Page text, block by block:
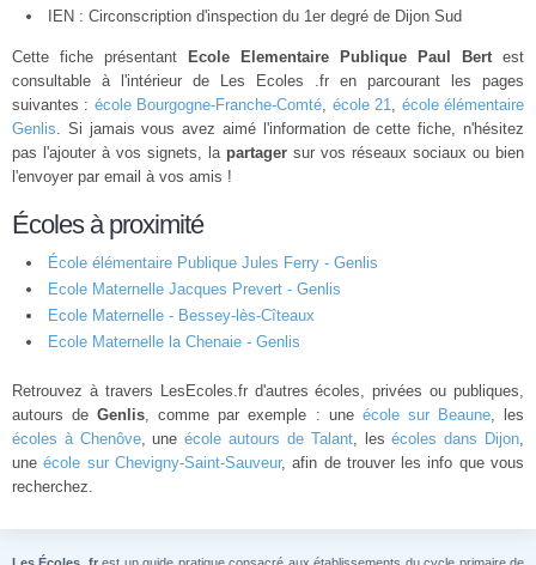
IEN : Circonscription d'inspection du 1er degré de Dijon Sud
Cette fiche présentant Ecole Elementaire Publique Paul Bertest
consultable à l'intérieur de Les Ecoles .fr en parcourant les pages
suivantes : école Bourgogne-Franche-Comté, école 21, école élémentaire
Genlis. Si jamais vous avez aimé l'information de cette fiche, n'hésitez
pas l'ajouter à vos signets, la partager sur vos réseaux sociaux ou bien
l'envoyer par email à vos amis !
Écoles à proximité
École élémentaire Publique Jules Ferry - Genlis
Ecole Maternelle Jacques Prevert - Genlis
Ecole Maternelle - Bessey-lès-Cîteaux
Ecole Maternelle la Chenaie - Genlis
Retrouvez à travers LesEcoles.fr d'autres écoles, privées ou publiques,
autours deGenlis, comme par exemple : une école sur Beaune, les
écoles à Chenôve, uneécole autours de Talant, lesécoles dans Dijon,
uneécole sur Chevigny-Saint-Sauveur, afin de trouver les info que vous
recherchez.